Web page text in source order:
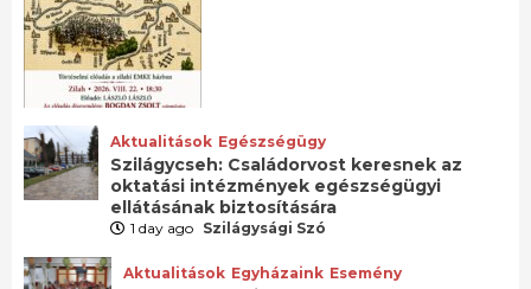
Aktualitások Egészségügy
Szilágycseh: Családorvost keresnek az
oktatási intézmények egészségügyi
ellátásának biztosítására
1 day ago Szilágysági Szó
Aktualitások Egyházaink Esemény